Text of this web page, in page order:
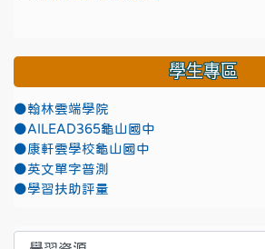
學生專區
●翰林雲端學院
●AILEAD365龜山國中
●康軒雲學校龜山國中
●英文單字普測
●學習扶助評量